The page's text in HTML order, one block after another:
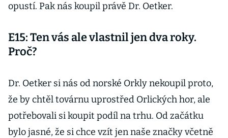
opustí. Pak nás koupil právě Dr. Oetker.
E15: Ten vás ale vlastnil jen dva roky.
Proč?
Dr. Oetker si nás od norské Orkly nekoupil proto,
že by chtěl továrnu uprostřed Orlických hor, ale
potřebovali si koupit podíl na trhu. Od začátku
bylo jasné, že si chce vzít jen naše značky včetně